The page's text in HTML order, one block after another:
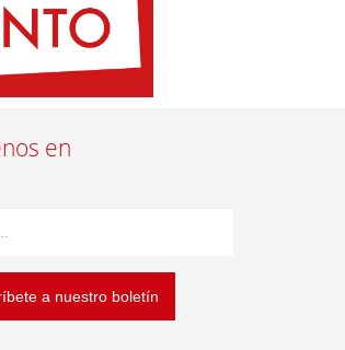
en
a nuestro boletín